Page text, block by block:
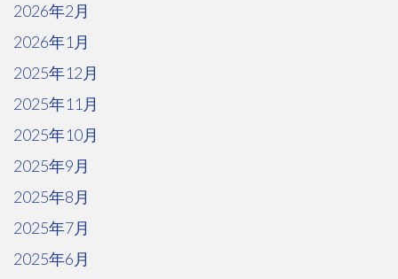
2026年2月
2026年1月
2025年12月
2025年11月
2025年10月
2025年9月
2025年8月
2025年7月
2025年6月